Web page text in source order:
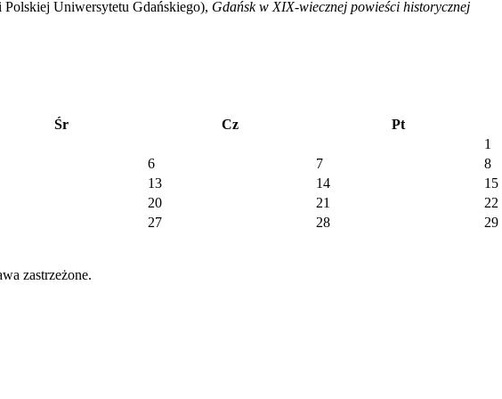
Uniwersytetu Gdańskiego), Gdańsk w XIX-wiecznej powieści historycznej
Śr Cz Pt
1
6 7 8
13 14 15
20 21 22
27 28 29
zastrzeżone.